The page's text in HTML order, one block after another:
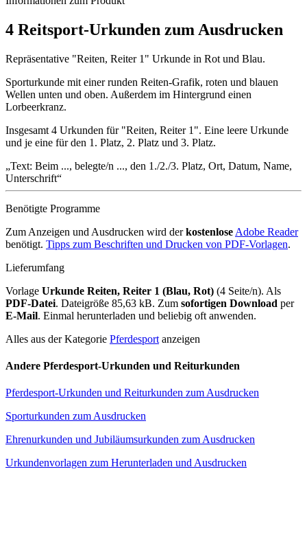
4 Reitsport-Urkunden zum Ausdrucken
Repräsentative "Reiten, Reiter 1" Urkunde in Rot und Blau.
Sporturkunde mit einer runden Reiten-Grafik, roten und blauen
Wellen unten und oben. Außerdem im Hintergrund einen
Lorbeerkranz.
Insgesamt 4 Urkunden für "Reiten, Reiter 1". Eine leere Urkunde
und je eine für den 1. Platz, 2. Platz und 3. Platz.
Text: Beim ..., belegte/n ..., den 1./2./3. Platz, Ort, Datum, Name,
Unterschrift
Benötigte Programme
Zum Anzeigen und Ausdrucken wird derkostenlose Adobe Reader
benötigt. Tipps zum Beschriften und Drucken von PDF-Vorlagen.
Lieferumfang
Vorlage Urkunde Reiten, Reiter 1 (Blau, Rot) (4 Seite/n). Als
PDF-Datei. Dateigröße 85,63 kB. Zum sofortigen Download per
E-Mail. Einmal herunterladen und beliebig oft anwenden.
Alles aus der Kategorie Pferdesport anzeigen
Andere Pferdesport-Urkunden und Reiturkunden
Pferdesport-Urkunden und Reiturkunden zum Ausdrucken
Sporturkunden zum Ausdrucken
Ehrenurkunden und Jubiläumsurkunden zum Ausdrucken
Urkundenvorlagen zum Herunterladen und Ausdrucken